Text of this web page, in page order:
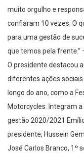
muito orgulho e
confiaram 10 vezes. O
para uma gestão de
que temos pela frente.”
O presidente destacou
diferentes ações
longo do ano, como a
Motorcycles. Integram
gestão 2020/2021
presidente, Hussein
José Carlos Branco, 1º